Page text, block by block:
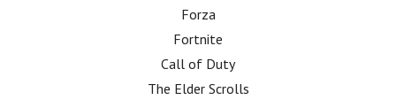
Forza
Fortnite
Call of Duty
The Elder Scrolls